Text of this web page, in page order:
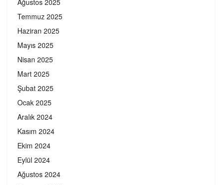
Temmuz 2025
Haziran 2025
Mayıs 2025
Nisan 2025
Mart 2025
Şubat 2025
Ocak 2025
Aralık 2024
Kasım 2024
Ekim 2024
Eylül 2024
Ağustos 2024